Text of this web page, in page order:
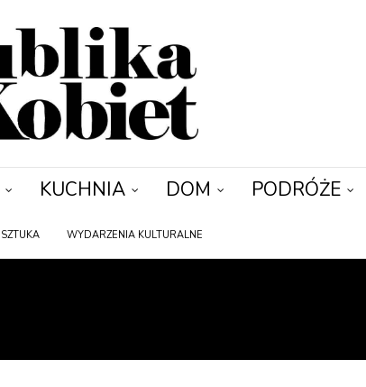
KUCHNIA DOM PODRÓŻE
SZTUKA WYDARZENIA KULTURALNE